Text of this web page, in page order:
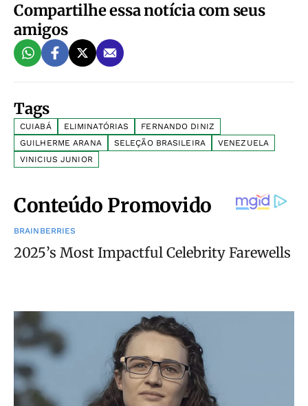
Compartilhe essa notícia com seus
amigos
Tags
CUIABÁ ELIMINATÓRIAS
FERNANDO DINIZ
GUILHERME ARANA
SELEÇÃO BRASILEIRA
VENEZUELA
VINICIUS JUNIOR